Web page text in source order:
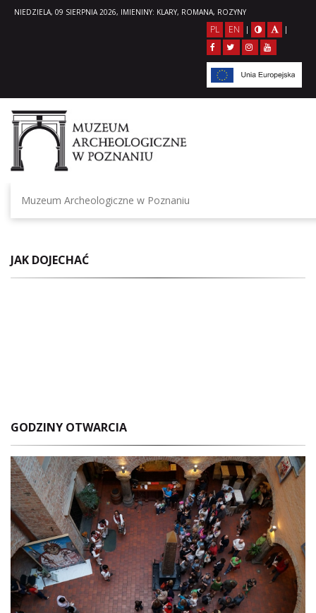
NIEDZIELA, 09 SIERPNIA 2026, IMIENINY: KLARY, ROMANA, ROZYNY
PL EN | |
Muzeum Archeologiczne w Poznaniu
JAK DOJECHAĆ
GODZINY OTWARCIA